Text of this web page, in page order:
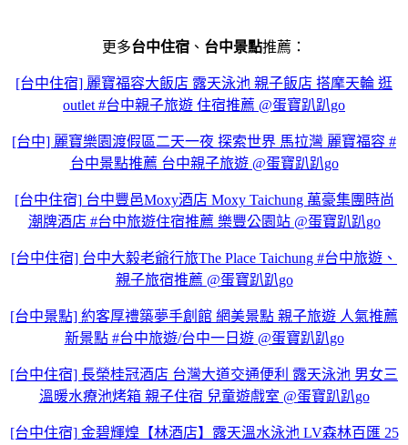
更多台中住宿 、 台中景點推薦：
[台中住宿] 麗寶福容大飯店 露天泳池 親子飯店 搭摩天輪 逛
outlet #台中親子旅遊 住宿推薦 @蛋寶趴趴go
[台中] 麗寶樂園渡假區二天一夜 探索世界 馬拉灣 麗寶福容 #
台中景點推薦 台中親子旅遊 @蛋寶趴趴go
[台中住宿] 台中豐邑Moxy酒店 Moxy Taichung 萬豪集團時尚
潮牌酒店 #台中旅遊住宿推薦 樂豐公園站 @蛋寶趴趴go
[台中住宿] 台中大毅老爺行旅The Place Taichung #台中旅遊、
親子旅宿推薦 @蛋寶趴趴go
[台中景點] 約客厚禮築夢手創館 網美景點 親子旅遊 人氣推薦
新景點 #台中旅遊/台中一日遊 @蛋寶趴趴go
[台中住宿] 長榮桂冠酒店 台灣大道交通便利 露天泳池 男女三
溫暖水療池烤箱 親子住宿 兒童遊戲室 @蛋寶趴趴go
[台中住宿] 金碧輝煌【林酒店】露天溫水泳池 LV森林百匯 25